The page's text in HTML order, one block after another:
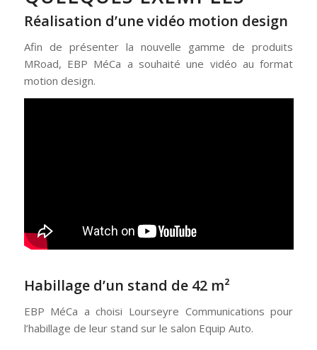
Réalisation d’une vidéo motion design
Afin de présenter la nouvelle gamme de produits
MRoad, EBP MéCa a souhaité une vidéo au format
motion design.
Habillage d’un stand de 42 m²
EBP MéCa a choisi Lourseyre Communications pour
l’habillage de leur stand sur le salon Equip Auto.